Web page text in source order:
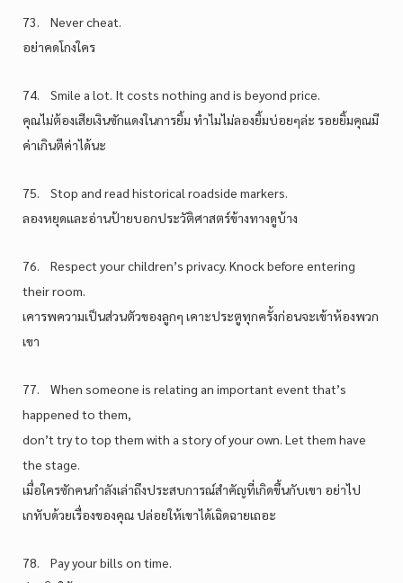
73. Never cheat.
อย่าคดโกงใคร
74. Smile a lot. It costs nothing and is beyond price.
คุณไม่ต้องเสียเงินซักแดงในการยิ้ม ทำไมไม่ลองยิ้มบ่อยๆล่ะ รอยยิ้มคุณมี
ค่าเกินตีค่าได้นะ
75. Stop and read historical roadside markers.
ลองหยุดและอ่านป้ายบอกประวัติศาสตร์ข้างทางดูบ้าง
76. Respect your children’s privacy. Knock before entering
their room.
เคารพความเป็นส่วนตัวของลูกๆ เคาะประตูทุกครั้งก่อนจะเข้าห้องพวก
เขา
77. When someone is relating an important event that’s
happened to them,
don’t try to top them with a story of your own. Let them have
the stage.
เมื่อใครซักคนกำลังเล่าถึงประสบการณ์สำคัญที่เกิดขึ้นกับเขา อย่าไป
เกทับด้วยเรื่องของคุณ ปล่อยให้เขาได้เฉิดฉายเถอะ
78. Pay your bills on time.